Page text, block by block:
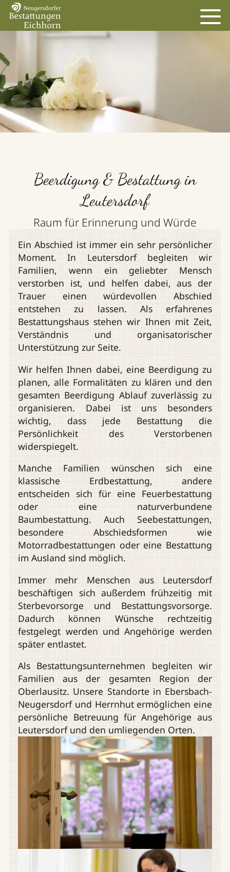
Beerdigung & Bestattung in
Leutersdorf
Raum für Erinnerung und Würde
Ein Abschied ist immer ein sehr persönlicher
Moment. In Leutersdorf begleiten wir
Familien, wenn ein geliebter Mensch
verstorben ist, und helfen dabei, aus der
Trauer einen würdevollen Abschied
entstehen zu lassen. Als erfahrenes
Bestattungshaus stehen wir Ihnen mit Zeit,
Verständnis und organisatorischer
Unterstützung zur Seite.
Wir helfen Ihnen dabei, eine Beerdigung zu
planen, alle Formalitäten zu klären und den
gesamten Beerdigung Ablauf zuverlässig zu
organisieren. Dabei ist uns besonders
wichtig, dass jede Bestattung die
Persönlichkeit des Verstorbenen
widerspiegelt.
Manche Familien wünschen sich eine
klassische Erdbestattung, andere
entscheiden sich für eine Feuerbestattung
oder eine naturverbundene
Baumbestattung. Auch Seebestattungen,
besondere Abschiedsformen wie
Motorradbestattungen oder eine Bestattung
im Ausland sind möglich.
Immer mehr Menschen aus Leutersdorf
beschäftigen sich außerdem frühzeitig mit
Sterbevorsorge und Bestattungsvorsorge.
Dadurch können Wünsche rechtzeitig
festgelegt werden und Angehörige werden
später entlastet.
Als Bestattungsunternehmen begleiten wir
Familien aus der gesamten Region der
Oberlausitz. Unsere Standorte in Ebersbach-
Neugersdorf und Herrnhut ermöglichen eine
persönliche Betreuung für Angehörige aus
Leutersdorf und den umliegenden Orten.